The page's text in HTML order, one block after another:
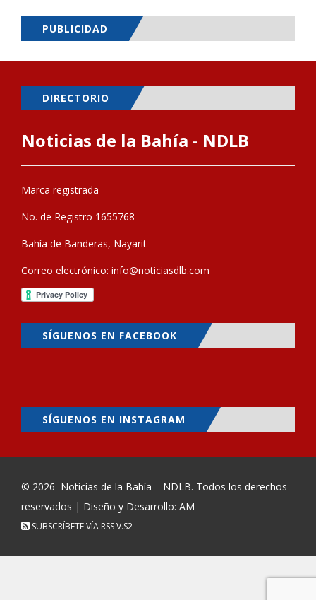
PUBLICIDAD
DIRECTORIO
Noticias de la Bahía - NDLB
Marca registrada
No. de Registro 1655768
Bahía de Banderas, Nayarit
Correo electrónico: info@noticiasdlb.com
SÍGUENOS EN FACEBOOK
SÍGUENOS EN INSTAGRAM
© 2026 Noticias de la Bahía – NDLB. Todos los derechos
reservados | Diseño y Desarrollo: AM
SUBSCRÍBETE VÍA RSSV.S2